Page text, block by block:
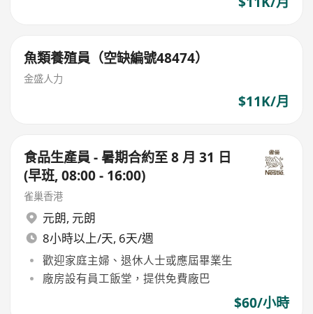
魚類養殖員（空缺編號48474）
金盛人力
$11K/月
食品生產員 - 暑期合約至 8 月 31 日
(早班, 08:00 - 16:00)
雀巢香港
元朗, 元朗
8小時以上/天, 6天/週
歡迎家庭主婦、退休人士或應屆畢業生
廠房設有員工飯堂，提供免費廠巴
$60/小時